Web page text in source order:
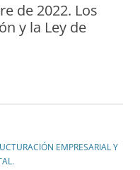
de 2022. Los
y la Ley de
EMPRESARIAL Y